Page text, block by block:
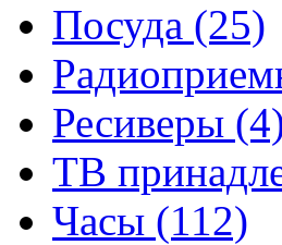
Посуда (25)
Ресиверы
ТВ
Часы (112)